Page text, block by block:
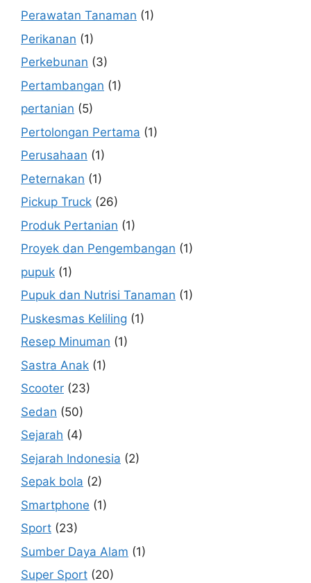
Perawatan Tanaman (1)
Perikanan (1)
Perkebunan (3)
Pertambangan (1)
pertanian (5)
Pertolongan Pertama (1)
Perusahaan (1)
Peternakan (1)
Pickup Truck (26)
Produk Pertanian (1)
Proyek dan Pengembangan (1)
pupuk (1)
Pupuk dan Nutrisi Tanaman (1)
Puskesmas Keliling (1)
Resep Minuman (1)
Sastra Anak (1)
Scooter (23)
Sedan (50)
Sejarah (4)
Sejarah Indonesia (2)
Sepak bola (2)
Smartphone (1)
Sport (23)
Sumber Daya Alam (1)
Super Sport (20)